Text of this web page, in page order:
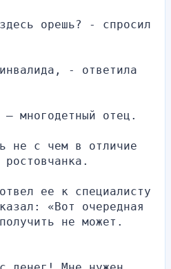
орешь? - спросил
- ответила
многодетный отец.
не с чем в отличие
ее к специалисту
«Вот очередная
не может.